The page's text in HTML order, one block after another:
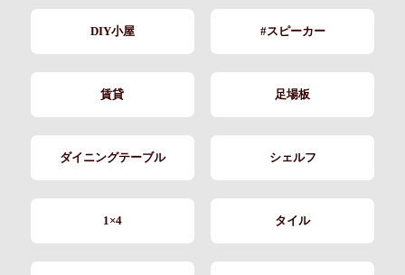
DIY小屋 #スピーカー
賃貸 足場板
ダイニングテーブル シェルフ
1×4 タイル